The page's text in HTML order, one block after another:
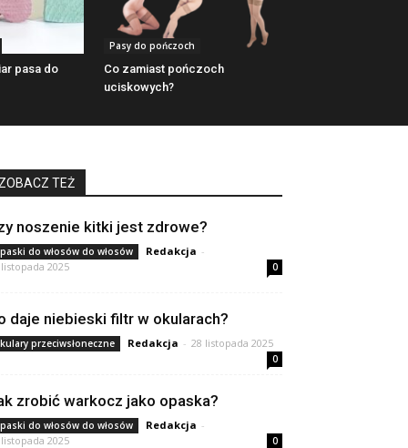
pasa do
Pasy do pończoch
Co zamiast pończoch
uciskowych?
ZOBACZ TEŻ
noszenie kitki jest zdrowe?
do włosów do włosów Redakcja -
2025
0
daje niebieski filtr w okularach?
przeciwsłoneczne Redakcja - 28 listopada 2025
0
zrobić warkocz jako opaska?
do włosów do włosów Redakcja -
2025
0